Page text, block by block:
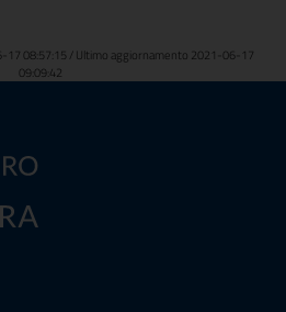
17 08:57:15 / Ultimo aggiornamento 2021-06-17
09:09:42